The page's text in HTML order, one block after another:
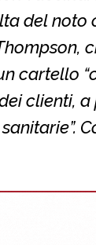
del noto
cartello
clienti,